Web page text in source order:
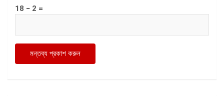
18 − 2 =